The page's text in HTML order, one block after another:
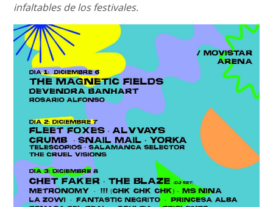
infaltables de los festivales.